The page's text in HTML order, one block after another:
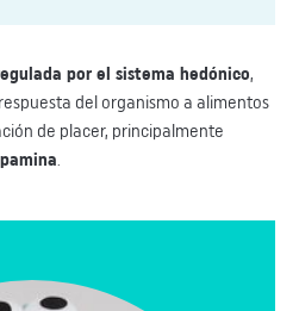
por el sistema hedónico,
del organismo a alimentos
de placer, principalmente
.